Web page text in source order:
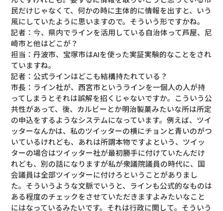
民だけじゃなくて、何かの時に主体的に情報を出すと、いう
風にしていたように思いますので。そういう形ですかね。
記者：今、県内でラインを活用している自治体って芦屋、尼
崎市と他はどこが？
担当：丹波市、宝塚市はAIを使った実証実験的なことをされ
ていますね。
記者：公式ラインはどこも結構持たれている？
市長：ライン社が、西宮市というラインを一個人の人が持
ってしまうとそれは誤解を招くじゃないですか。こういう公
共性があって、後、カルビーとか明治製菓みたいな所は所定
の申込をするようなシステムになっています。例えば、ツイ
ッターなんかは、私のツイッターの横にチョンと青いのがつ
いているけれども、あれは所謂本物ですよという、ツイッ
ターの場合はツイッター社が最初勝手に付けていたんだけ
れども、別の話になりますが私が衆議院議員の時代に、国
会議員は全部ツイッターに付けろということがありまし
た。そういうような文脈でいうと、ラインも公式的なものは
ある程度のチェックをさせていただきますよみたいなこと
にはなっているみたいです。それは行政に関して。そういう